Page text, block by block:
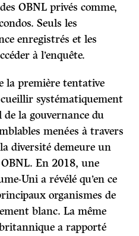
OBNL privés comme,
Seuls les
enregistrés et les
à l’enquête.
la première tentative
systématiquement
la gouvernance du
menées à travers
diversité demeure un
En 2018, une
Uni a révélé qu’en ce
organismes de
blanc. La même
a rapporté